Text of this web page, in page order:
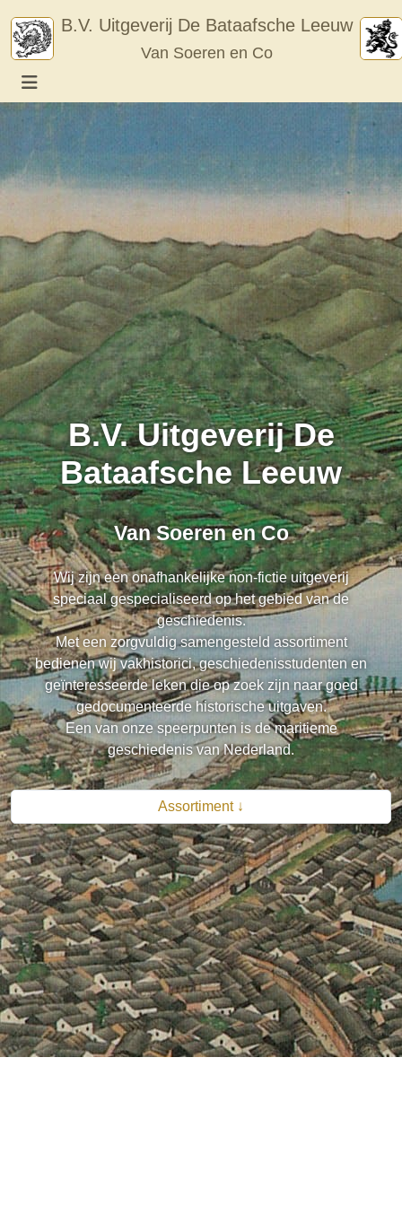
content
B.V. Uitgeverij De Bataafsche Leeuw
Van Soeren en Co
B.V. Uitgeverij De
Bataafsche Leeuw
Van Soeren en Co
Wij zijn een onafhankelijke non-fictie uitgeverij
speciaal gespecialiseerd op het gebied van de
geschiedenis.
Met een zorgvuldig samengesteld assortiment
bedienen wij vakhistorici, geschiedenisstudenten en
geïnteresseerde leken die op zoek zijn naar goed
gedocumenteerde historische uitgaven.
Een van onze speerpunten is de maritieme
geschiedenis van Nederland.
Assortiment ↓